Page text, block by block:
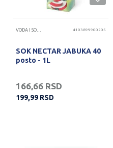
VODA I SOKOVI 4103899900205
SOK NECTAR JABUKA 40
posto - 1L
166,66 RSD
199,99 RSD